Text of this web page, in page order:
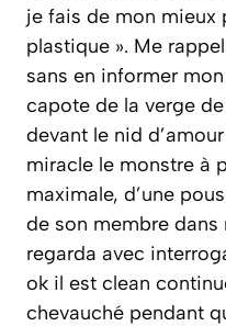
je fais de mon mieux
plastique ». Me
sans en informer
capote de la verge
devant le nid
miracle le monstre à
maximale, d’une
de son membre dans
regarda avec
ok il est clean
chevauché pendant